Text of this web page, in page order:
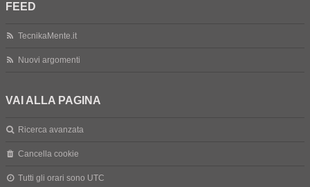
FEED
TecnikaMente.it
Nuovi argomenti
VAI ALLA PAGINA
Ricerca avanzata
Cancella cookie
Tutti gli orari sono UTC